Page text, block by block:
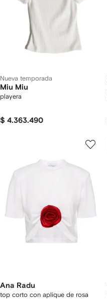
Nueva temporada
Miu Miu
playera
$ 4.363.490
Ana Radu
top corto con aplique de rosa